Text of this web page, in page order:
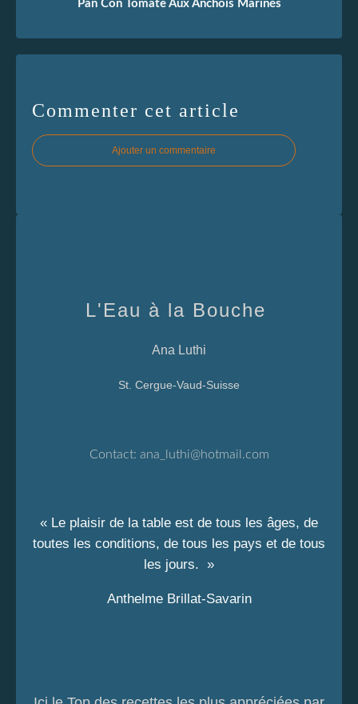
Pan Con Tomate Aux Anchois Marinés
Commenter cet article
Ajouter un commentaire
L'Eau à la Bouche
Ana Luthi
St. Cergue-Vaud-Suisse
Contact: ana_luthi@hotmail.com
« Le plaisir de la table est de tous les âges, de
toutes les conditions, de tous les pays et de tous
les jours. »
Anthelme Brillat-Savarin